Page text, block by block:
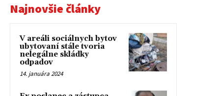
Najnovšie články
V areáli sociálnych bytov
ubytovaní stále tvoria
nelegálne skládky
odpadov
14. januára 2024